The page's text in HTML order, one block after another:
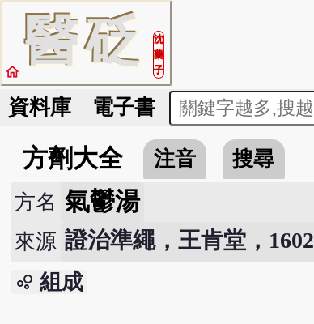
醫砭
沈
藥
子
home
資料庫 電子書
方劑大全 注音 搜尋
方名 氣鬱湯
來源 證治準繩，王肯堂，1602
bubble_chart 組成